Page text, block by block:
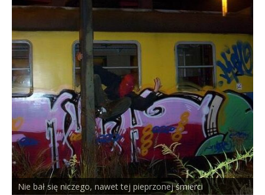
Nie bał się niczego, nawet tej pieprzonej śmierci